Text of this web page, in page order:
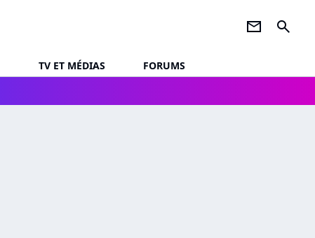
newsletter search
TV ET MÉDIAS
FORUMS